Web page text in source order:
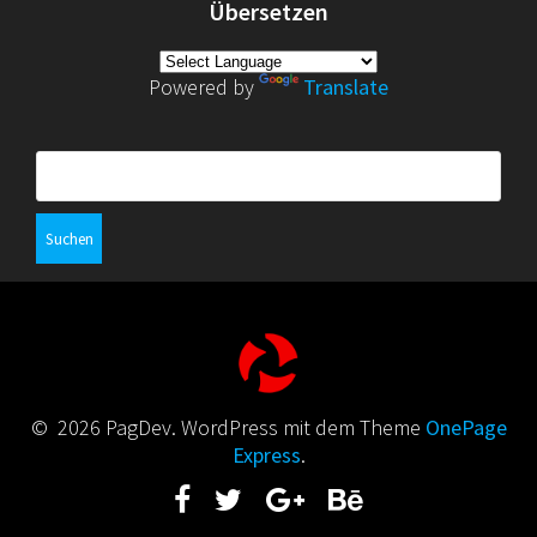
Übersetzen
Powered by Translate
© 2026 PagDev. WordPress mit dem Theme OnePage
Express.